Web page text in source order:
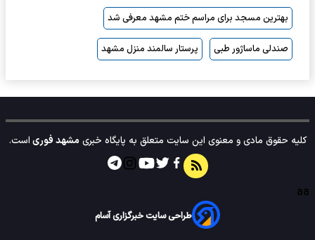
بهترین مسجد برای مراسم ختم مشهد معرفی شد
صندلی ماساژور طبی پرستار سالمند منزل مشهد
کلیه حقوق مادی و معنوی این سایت متعلق به پایگاه خبریمشهد فوریاست.
aa
طراحی سایت خبرگزاری آسام